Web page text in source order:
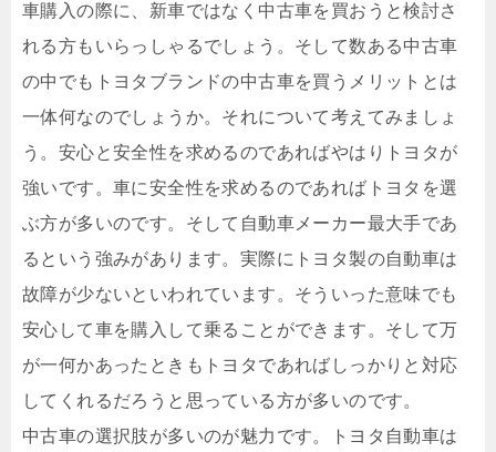
車購入の際に、新車ではなく中古車を買おうと検討さ
れる方もいらっしゃるでしょう。そして数ある中古車
の中でもトヨタブランドの中古車を買うメリットとは
一体何なのでしょうか。それについて考えてみましょ
う。安心と安全性を求めるのであればやはりトヨタが
強いです。車に安全性を求めるのであればトヨタを選
ぶ方が多いのです。そして自動車メーカー最大手であ
るという強みがあります。実際にトヨタ製の自動車は
故障が少ないといわれています。そういった意味でも
安心して車を購入して乗ることができます。そして万
が一何かあったときもトヨタであればしっかりと対応
してくれるだろうと思っている方が多いのです。
中古車の選択肢が多いのが魅力です。トヨタ自動車は